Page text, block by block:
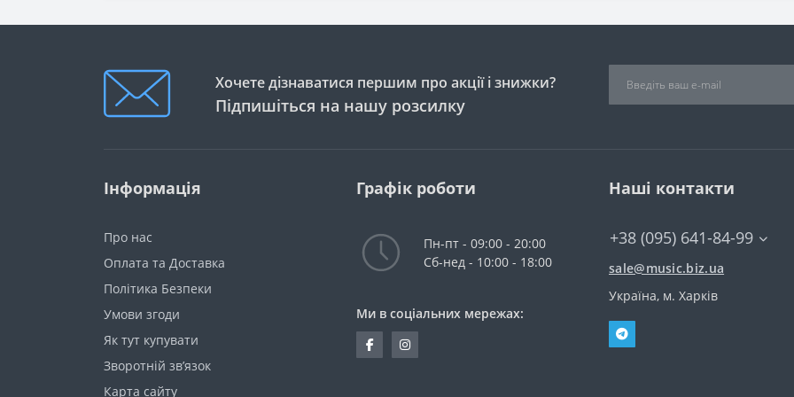
Хочете дізнаватися першим про акції і знижки?
Підпишіться на нашу розсилку
Інформація
Про нас
Оплата та Доставка
Політика Безпеки
Умови згоди
Як тут купувати
Зворотній зв’язок
Карта сайту
Графік роботи
Пн-пт - 09:00 - 20:00
Сб-нед - 10:00 - 18:00
Ми в соціальних мережах:
Наші контакти
+38 (095) 641-84-99
sale@music.biz.ua
Україна, м. Харків